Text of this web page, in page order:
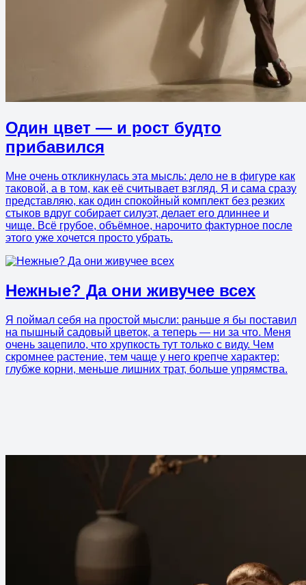
Один цвет — и рост будто
прибавился
Мне очень откликнулась эта мысль: дело не в фигуре как
таковой, а в том, как её считывает взгляд. Я и сама сразу
представляю, как один спокойный комплект без резких
стыков вдруг собирает силуэт, делает его длиннее и
чище. Всё грубое, объёмное, нарочито фактурное после
этого уже хочется просто убрать.
Нежные? Да они живучее всех
Я поймал себя на простой мысли: раньше я бы поставил
на пышный садовый цветок, а теперь — ни за что. Меня
очень зацепило, что хрупкость тут только с виду. Чем
скромнее растение, тем чаще у него крепче характер:
глубже корни, меньше лишних трат, больше упрямства.